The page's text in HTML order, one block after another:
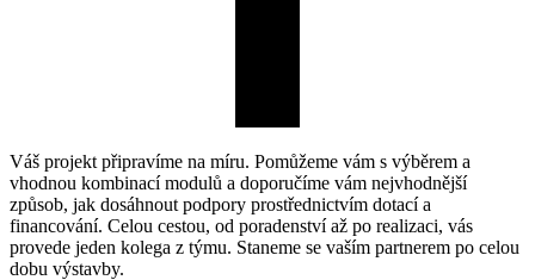
Váš projekt připravíme na míru. Pomůžeme vám s výběrem a
vhodnou kombinací modulů a doporučíme vám nejvhodnější
způsob, jak dosáhnout podpory prostřednictvím dotací a
financování. Celou cestou, od poradenství až po realizaci, vás
provede jeden kolega z týmu. Staneme se vaším partnerem po celou
dobu výstavby.